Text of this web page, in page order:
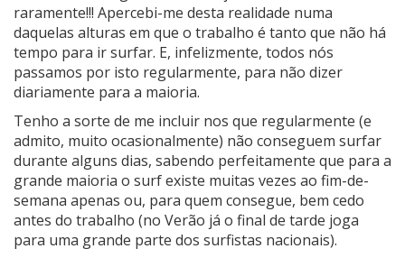
raramente!!! Apercebi-me desta realidade numa
daquelas alturas em que o trabalho é tanto que não há
tempo para ir surfar. E, infelizmente, todos nós
passamos por isto regularmente, para não dizer
diariamente para a maioria.
Tenho a sorte de me incluir nos que regularmente (e
admito, muito ocasionalmente) não conseguem surfar
durante alguns dias, sabendo perfeitamente que para a
grande maioria o surf existe muitas vezes ao fim-de-
semana apenas ou, para quem consegue, bem cedo
antes do trabalho (no Verão já o final de tarde joga
para uma grande parte dos surfistas nacionais).